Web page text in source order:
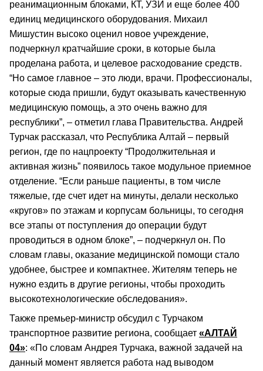
реанимационным блоками, КТ, УЗИ и еще более 400
единиц медицинского оборудования. Михаил
Мишустин высоко оценил новое учреждение,
подчеркнул кратчайшие сроки, в которые была
проделана работа, и целевое расходование средств.
“Но самое главное – это люди, врачи. Профессионалы,
которые сюда пришли, будут оказывать качественную
медицинскую помощь, а это очень важно для
республики”, – отметил глава Правительства. Андрей
Турчак рассказал, что Республика Алтай – первый
регион, где по нацпроекту “Продолжительная и
активная жизнь” появилось такое модульное приемное
отделение. “Если раньше пациенты, в том числе
тяжелые, где счет идет на минуты, делали несколько
«кругов» по этажам и корпусам больницы, то сегодня
все этапы от поступления до операции будут
проводиться в одном блоке”, – подчеркнул он. По
словам главы, оказание медицинской помощи стало
удобнее, быстрее и компактнее. Жителям теперь не
нужно ездить в другие регионы, чтобы проходить
высокотехнологические обследования».
Также премьер-министр обсудил с Турчаком
транспортное развитие региона, сообщает «АЛТАЙ
04»: «По словам Андрея Турчака, важной задачей на
данный момент является работа над выводом